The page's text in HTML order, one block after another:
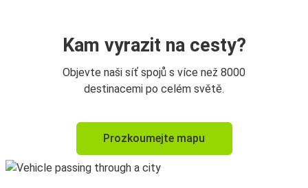
Kam vyrazit na cesty?
Objevte naši síť spojů s více než 8000
destinacemi po celém světě.
Prozkoumejte mapu